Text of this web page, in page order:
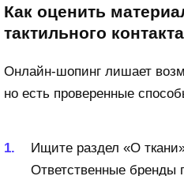
Как оценить
тактильного контакта
Онлайн-шопинг лишает
но есть проверенные
Ищите раздел «О
Ответственные бренды